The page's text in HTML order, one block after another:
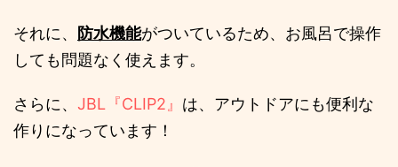
それに、 防水機能がついているため、お風呂で操作
しても問題なく使えます。
さらに、 JBL『CLIP2』 は、アウトドアにも便利な
作りになっています！